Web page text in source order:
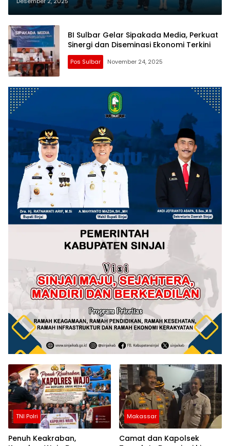
Diproyeksi Tumbuh Kuat 4,7-5,5%
BI Sulbar Gelar Sipakada Media, Perkuat
Sinergi dan Diseminasi Ekonomi Terkini
Pos Sulbar November 24, 2025
TNI Polri
Penuh Keakraban,
Makassar
Camat dan Kapolsek